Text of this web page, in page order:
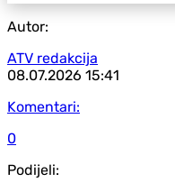
Autor:
ATV redakcija
08.07.2026 15:41
Komentari:
0
Podijeli: